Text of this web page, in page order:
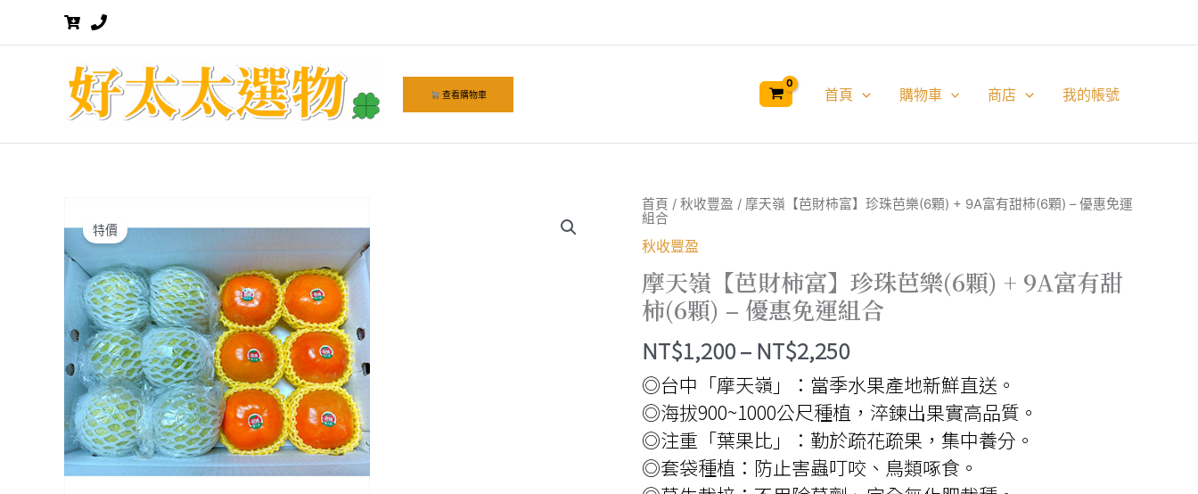
要
查看購物車 首頁 購物車 商店 我的帳號
特價
首頁 / 秋收豐盈 / 摩天嶺【芭財柿富】珍珠芭樂(6顆) + 9A富有甜柿(6顆) – 優惠免運
組合
秋收豐盈
摩天嶺【芭財柿富】珍珠芭樂(6顆) + 9A富有甜
柿(6顆) – 優惠免運組合
NT$1,200– NT$2,250價
格
範
圍：
NT$1,200
◎台中「摩天嶺」：當季水果產地新鮮直送。
◎海拔900~1000公尺種植，淬鍊出果實高品質。
◎注重「葉果比」：勤於疏花疏果，集中養分。
◎套袋種植：防止害蟲叮咬、鳥類啄食。